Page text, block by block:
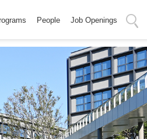
People Job Openings